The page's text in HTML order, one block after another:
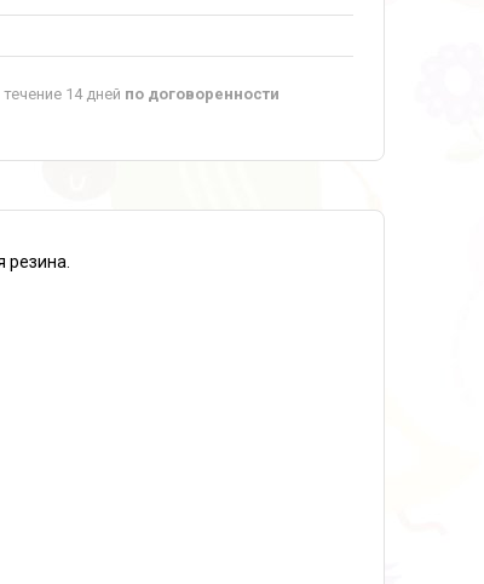
14 дней по договоренности